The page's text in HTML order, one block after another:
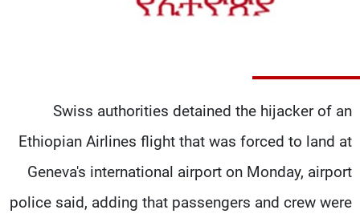
Swiss authorities detained the hijacker of an
Ethiopian Airlines flight that was forced to land at
Geneva's international airport on Monday, airport
police said, adding that passengers and crew were
شاهد البرامج
عن MTV
الإنـتـاج
لاعلاناتكم
وظائف
تواصل معنا
شروط الإسـتخدام
سياسة الخصوصية